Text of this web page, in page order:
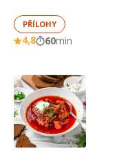
PŘÍLOHY
4,8 60min